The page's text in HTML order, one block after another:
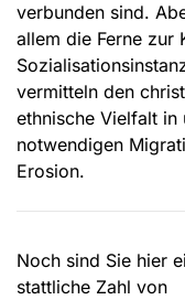
verbunden sind.
allem die Ferne zur
vermitteln den
ethnische Vielfalt in
notwendigen
Erosion.
Noch sind Sie hier
stattliche Zahl von